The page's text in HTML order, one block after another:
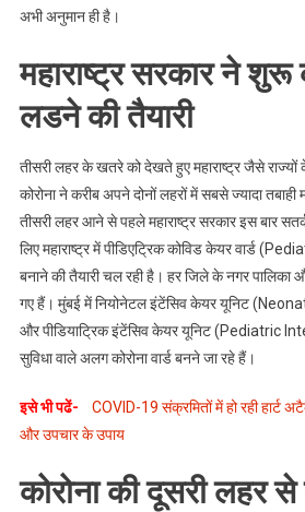
अभी अनुमान ही है।
महाराष्ट्र सरकार ने
लडने की तैयारी
तीसरी लहर के खतरे को देखते हुए महाराष्ट्र जैसे राज्यों
कोरोना ने करीब अपने दोनों लहरों में सबसे ज्यादा तबाही
तीसरी लहर आने से पहले महाराष्ट्र सरकार इस बार
लिए महाराष्ट्र में पीडिएट्रिक कोविड केयर वार्ड
बनाने की तैयारी चल रही है। हर जिले के नगर पालिका
गए हैं। मुंबई में नियोनेटल इंटेंसिव केयर यूनिट
और पीडियाट्रिक इंटेंसिव केयर यूनिट (Pediatric
सुविधा वाले अलग कोरोना वार्ड बनने जा रहे हैं।
इसे भी पढें- COVID-19 संक्रमितों में हो रही हार्ट
और उपचार के उपाय
कोरोना की दूसरी लहर